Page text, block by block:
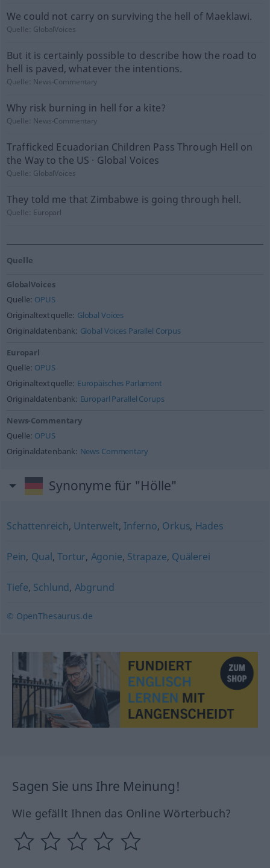
We could not carry on surviving the hell of Maeklawi.
Quelle: GlobalVoices
But it is certainly possible to describe how the road to
hell is paved, whatever the intentions.
Quelle: News-Commentary
Why risk burning in hell for a kite?
Quelle: News-Commentary
Trafficked Ecuadorian Children Pass Through Hell on
the Way to the US · Global Voices
Quelle: GlobalVoices
They told me that Zimbabwe is going through hell.
Quelle: Europarl
Quelle
GlobalVoices
Quelle: OPUS
Originaltextquelle: Global Voices
Originaldatenbank: Global Voices Parallel Corpus
Europarl
Quelle: OPUS
Originaltextquelle: Europäisches Parlament
Originaldatenbank: Europarl Parallel Corups
News-Commentary
Quelle: OPUS
Originaldatenbank: News Commentary
Synonyme für "Hölle"
Schattenreich, Unterwelt, Inferno, Orkus, Hades
Pein, Qual,Tortur, Agonie, Strapaze, Quälerei
Tiefe, Schlund, Abgrund
© OpenThesaurus.de
Sagen Sie uns Ihre Meinung!
Wie gefällt Ihnen das Online Wörterbuch?